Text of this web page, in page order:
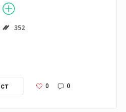
352
0 0